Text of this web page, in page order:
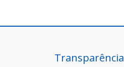
Transparência